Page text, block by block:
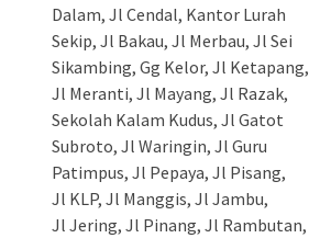
Dalam, Jl Cendal, Kantor Lurah
Sekip, Jl Bakau, Jl Merbau, Jl Sei
Sikambing, Gg Kelor, Jl Ketapang,
Jl Meranti, Jl Mayang, Jl Razak,
Sekolah Kalam Kudus, Jl Gatot
Subroto, Jl Waringin, Jl Guru
Patimpus, Jl Pepaya, Jl Pisang,
Jl KLP, Jl Manggis, Jl Jambu,
Jl Jering, Jl Pinang, Jl Rambutan,